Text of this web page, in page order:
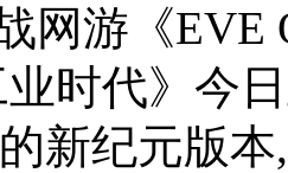
网游《EVE
业时代》今
新纪元版